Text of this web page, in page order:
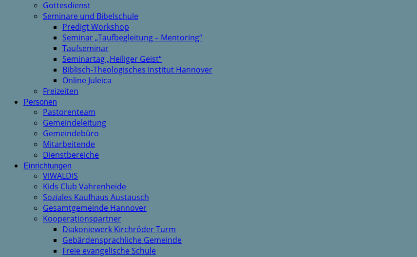
Gottesdienst
Seminare und Bibelschule
Predigt Workshop
Seminar „Taufbegleitung – Mentoring“
Taufseminar
Seminartag „Heiliger Geist“
Biblisch-Theologisches Institut Hannover
Online Juleica
Freizeiten
Personen
Pastorenteam
Gemeindeleitung
Gemeindebüro
Mitarbeitende
Dienstbereiche
Einrichtungen
ViWALDIS
Kids Club Vahrenheide
Soziales Kaufhaus Austausch
Gesamtgemeinde Hannover
Kooperationspartner
Diakoniewerk Kirchröder Turm
Gebärdensprachliche Gemeinde
Freie evangelische Schule